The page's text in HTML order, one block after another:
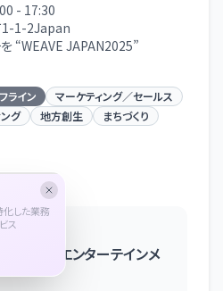
- 17:30
1-1-2Japan
“WEAVE JAPAN2025”
ライン
マーケティング／セールス
グ 地方創生
まちづくり
仮称）
文化とエンターテインメ
した業務
ス